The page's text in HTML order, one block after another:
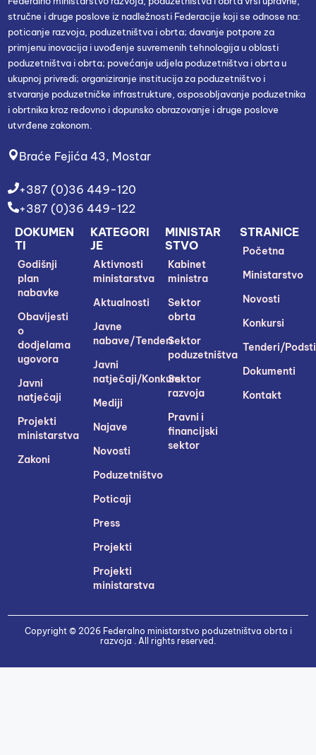
stručne i druge poslove iz nadležnosti Federacije koji se odnose na:
poticanje razvoja, poduzetništva i obrta; davanje potpore za
primjenu inovacija i uvođenje suvremenih tehnologija u oblasti
poduzetništva i obrta; povećanje udjela poduzetništva i obrta u
ukupnoj privredi; organiziranje institucija za poduzetništvo i
stvaranje poduzetničke infrastrukture, osposobljavanje poduzetnika
i obrtnika kroz redovno i dopunsko obrazovanje i druge poslove
utvrđene zakonom.
Braće Fejića 43, Mostar
+387 (0)36 449-120
+387 (0)36 449-122
STRANICE
Početna
Ministarstvo
Novosti
Konkursi
Tenderi/
Dokumenti
Kontakt
MINISTAR
STVO
Kabinet
ministra
Sektor
obrta
Sektor
poduzetništva
Sektor
razvoja
Pravni i
financijski
sektor
KATEGORI
JE
Aktivnosti
ministarstva
Aktualnosti
Javne
nabave/Tenderi
Javni
natječaji/Konkursi
Mediji
Najave
Novosti
Poduzetništvo
Poticaji
Press
Projekti
Projekti
ministarstva
DOKUMEN
TI
Godišnji
plan
nabavke
Obavijesti
o
dodjelama
ugovora
Javni
natječaji
Projekti
ministarstva
Zakoni
Copyright © 2026 Federalno ministarstvo poduzetništva obrta i
razvoja . All rights reserved.